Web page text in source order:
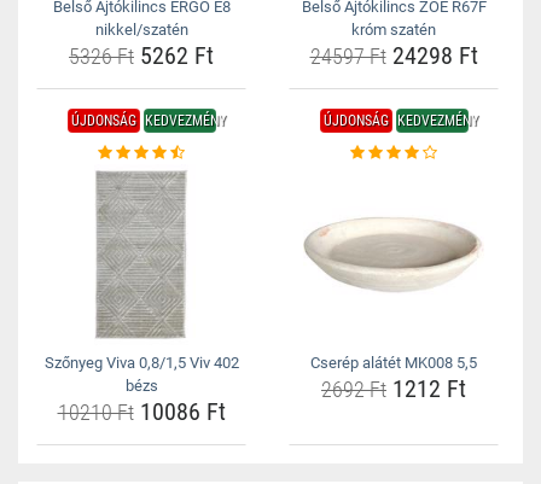
Belső Ajtókilincs ERGO E8
nikkel/szatén
5326 Ft 5262 Ft
Belső Ajtókilincs ZOE R67F
króm szatén
24597 Ft24298 Ft
ÚJDONSÁG KEDVEZMÉNY
Szőnyeg Viva 0,8/1,5 Viv 402
bézs
10210 Ft10086 Ft
ÚJDONSÁG KEDVEZMÉNY
Cserép alátét MK008 5,5
2692 Ft 1212 Ft